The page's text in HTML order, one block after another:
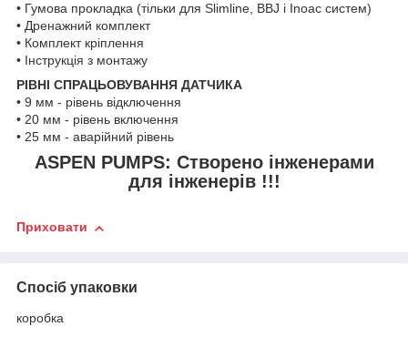
• Гумова прокладка (тільки для Slimline, BBJ і Inoac систем)
• Дренажний комплект
• Комплект кріплення
• Інструкція з монтажу
РІВНІ СПРАЦЬОВУВАННЯ ДАТЧИКА
• 9 мм - рівень відключення
• 20 мм - рівень включення
• 25 мм - аварійний рівень
ASPEN PUMPS: Створено інженерами
для інженерів !!!
Приховати
Спосіб упаковки
коробка